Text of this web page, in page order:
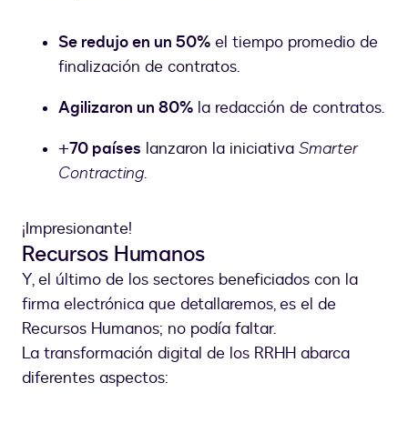
Se redujo en un 50% el tiempo promedio de
finalización de contratos.
Agilizaron un 80% la redacción de contratos.
+70 países lanzaron la iniciativa Smarter
Contracting.
¡Impresionante!
Recursos Humanos
Y, el último de los sectores beneficiados con la
firma electrónica que detallaremos, es el de
Recursos Humanos; no podía faltar.
La transformación digital de los RRHH abarca
diferentes aspectos: